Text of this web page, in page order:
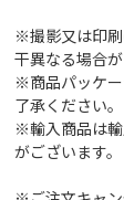
※撮影又は印
干異なる場合が
※商品パッケ
了承ください。
※輸入商品は
がございます。